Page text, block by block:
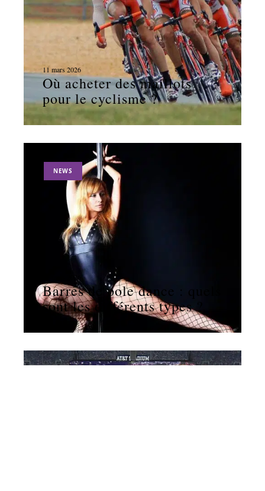
11 mars 2026
Où acheter des maillots
pour le cyclisme ?
NEWS
Barres de pole dance : quels
sont les différents types ?